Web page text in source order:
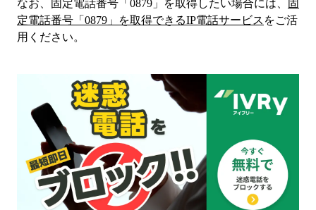
なお、固定電話番号「 0879 」を取得したい場合には、
固
定電話番号「 0879 」を取得できるIP電話サービス をご活
用ください。